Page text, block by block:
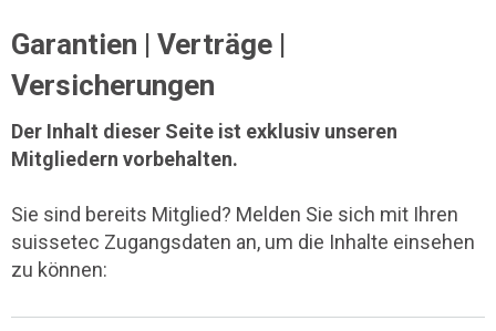
Garantien | Verträge |
Versicherungen
Der Inhalt dieser Seite ist exklusiv unseren
Mitgliedern vorbehalten.
Sie sind bereits Mitglied? Melden Sie sich mit Ihren
suissetec Zugangsdaten an, um die Inhalte einsehen
zu können: